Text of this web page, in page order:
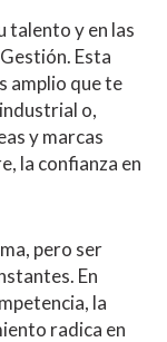
talento y en las
Esta
amplio que te
o,
y marcas
la confianza en
pero ser
En
la
radica en